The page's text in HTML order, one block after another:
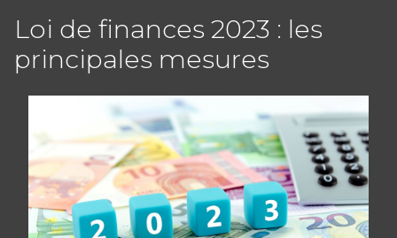
Loi de finances 2023 : les
principales mesures